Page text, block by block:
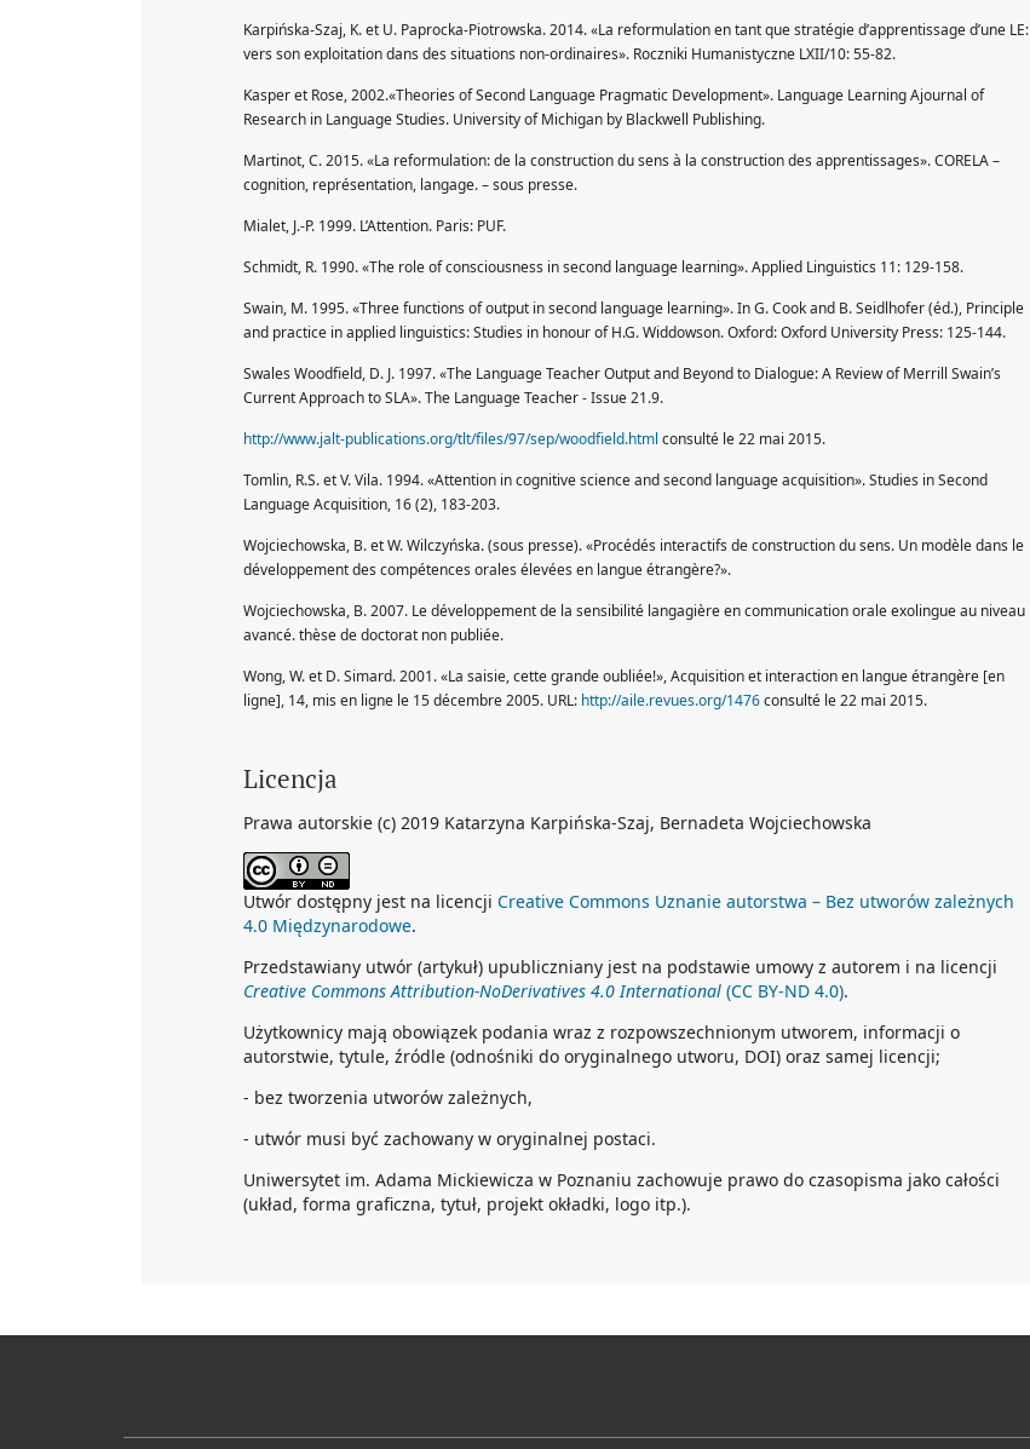
Karpińska-Szaj, K. et U. Paprocka-Piotrowska. 2014. «La reformulation en tant que stratégie d’apprentissage d’une LE:
vers son exploitation dans des situations non-ordinaires». Roczniki Humanistyczne LXII/10: 55-82.
Kasper et Rose, 2002.«Theories of Second Language Pragmatic Development». Language Learning Ajournal of
Research in Language Studies. University of Michigan by Blackwell Publishing.
Martinot, C. 2015. «La reformulation: de la construction du sens à la construction des apprentissages». CORELA –
cognition, représentation, langage. – sous presse.
Mialet, J.-P. 1999. L’Attention. Paris: PUF.
Schmidt, R. 1990. «The role of consciousness in second language learning». Applied Linguistics 11: 129-158.
Swain, M. 1995. «Three functions of output in second language learning». In G. Cook and B. Seidlhofer (éd.), Principle
and practice in applied linguistics: Studies in honour of H.G. Widdowson. Oxford: Oxford University Press: 125-144.
Swales Woodfield, D. J. 1997. «The Language Teacher Output and Beyond to Dialogue: A Review of Merrill Swain’s
Current Approach to SLA». The Language Teacher - Issue 21.9.
http://www.jalt-publications.org/tlt/files/97/sep/woodfield.html consulté le 22 mai 2015.
Tomlin, R.S. et V. Vila. 1994. «Attention in cognitive science and second language acquisition». Studies in Second
Language Acquisition, 16 (2), 183-203.
Wojciechowska, B. et W. Wilczyńska. (sous presse). «Procédés interactifs de construction du sens. Un modèle dans le
développement des compétences orales élevées en langue étrangère?».
Wojciechowska, B. 2007. Le développement de la sensibilité langagière en communication orale exolingue au niveau
avancé. thèse de doctorat non publiée.
Wong, W. et D. Simard. 2001. «La saisie, cette grande oubliée!», Acquisition et interaction en langue étrangère [en
ligne], 14, mis en ligne le 15 décembre 2005. URL: http://aile.revues.org/1476consulté le 22 mai 2015.
Licencja
Prawa autorskie (c) 2019 Katarzyna Karpińska-Szaj, Bernadeta Wojciechowska
Utwór dostępny jest na licencji Creative Commons Uznanie autorstwa – Bez utworów zależnych
4.0 Międzynarodowe.
Przedstawiany utwór (artykuł) upubliczniany jest na podstawie umowy z autorem i na licencji
Creative Commons Attribution-NoDerivatives 4.0 International (CC BY-ND 4.0).
Użytkownicy mają obowiązek podania wraz z rozpowszechnionym utworem, informacji o
autorstwie, tytule, źródle (odnośniki do oryginalnego utworu, DOI) oraz samej licencji;
- bez tworzenia utworów zależnych,
- utwór musi być zachowany w oryginalnej postaci.
Uniwersytet im. Adama Mickiewicza w Poznaniu zachowuje prawo do czasopisma jako całości
(układ, forma graficzna, tytuł, projekt okładki, logo itp.).